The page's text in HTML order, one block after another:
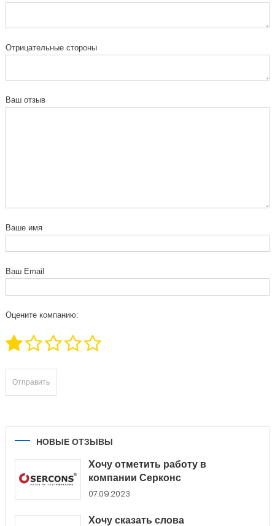
Отрицательные стороны
Ваш отзыв
Ваше имя
Ваш Email
Оцените компанию:
НОВЫЕ ОТЗЫВЫ
Хочу отметить работу в
компании Серконс
07.09.2023
Хочу сказать слова